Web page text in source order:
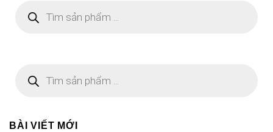
kiếm
kiếm
BÀI VIẾT MỚI